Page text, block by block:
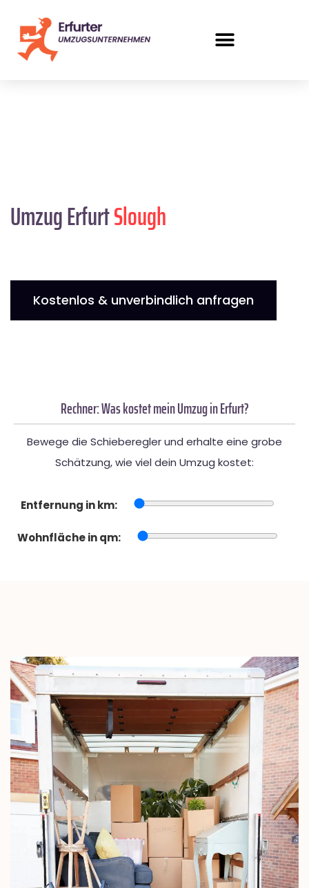
Umzug ErfurtSlough
Kostenlos & unverbindlich anfragen
Rechner: Was kostet mein Umzug in Erfurt?
Bewege die Schieberegler und erhalte eine grobe
Schätzung, wie viel dein Umzug kostet:
Entfernung in km:
Wohnfläche in qm: